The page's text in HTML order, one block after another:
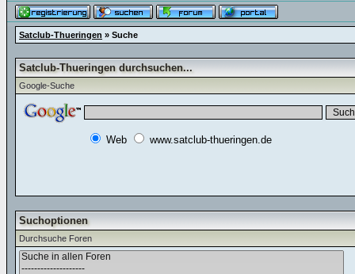
Satclub-Thueringen » Suche
Satclub-Thueringen durchsuchen...
Google-Suche
Web www.satclub-thueringen.de
Suchoptionen
Durchsuche Foren